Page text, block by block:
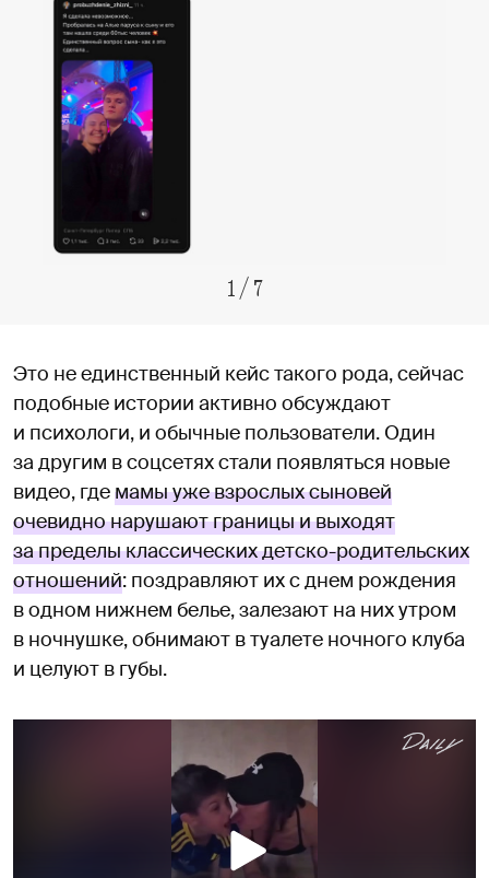
1/7
Это не единственный кейс такого рода, сейчас
подобные истории активно обсуждают
и психологи, и обычные пользователи. Один
за другим в соцсетях стали появляться новые
видео, гдемамы уже взрослых сыновей
очевидно нарушают границы и выходят
за пределы классических детско-родительских
отношений: поздравляют их с днем рождения
в одном нижнем белье, залезают на них утром
в ночнушке, обнимают в туалете ночного клуба
и целуют в губы.